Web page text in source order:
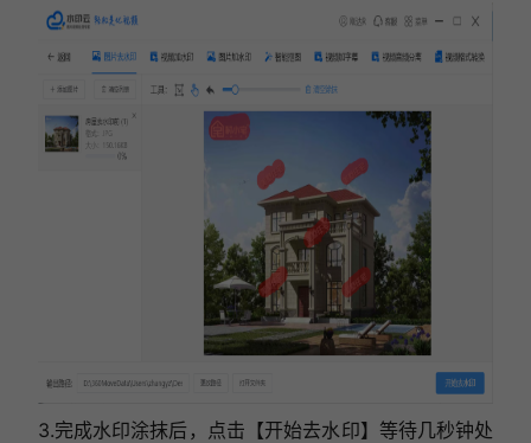
3.完成水印涂抹后，点击【开始去水印】等待几秒钟处